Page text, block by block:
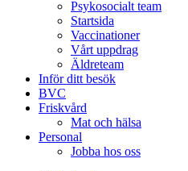
Psykosocialt team
Startsida
Vaccinationer
Vårt uppdrag
Äldreteam
Inför ditt besök
BVC
Friskvård
Mat och hälsa
Personal
Jobba hos oss